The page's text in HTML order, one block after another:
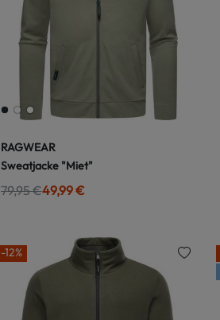
RAGWEAR
Sweatjacke "Miet"
79,95 €49,99 €
-12%